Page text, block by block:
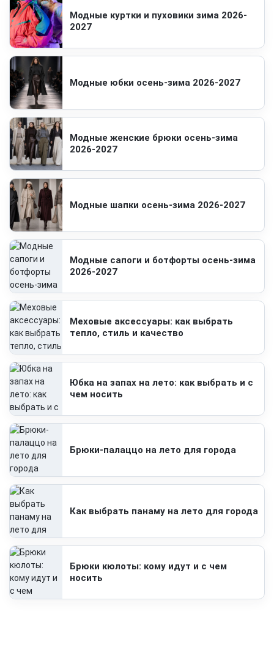
Модные куртки и пуховики зима 2026-
2027
Модные юбки осень-зима 2026-2027
Модные женские брюки осень-зима
2026-2027
Модные шапки осень-зима 2026-2027
Модные сапоги и ботфорты осень-зима
2026-2027
Меховые аксессуары: как выбрать
тепло, стиль и качество
Юбка на запах на лето: как выбрать и с
чем носить
Брюки-палаццо на лето для города
Как выбрать панаму на лето для города
Брюки кюлоты: кому идут и с чем
носить